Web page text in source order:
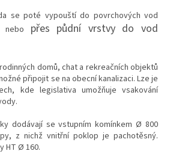
se poté vypouští do povrchových vod
nebo přes půdní vrstvy do vod
domů, chat a rekreačních objektů
připojit se na obecní kanalizaci. Lze je
kde legislativa umožňuje vsakování
dodávají se vstupním komínkem Ø 800
z nichž vnitřní poklop je pachotěsný.
HT Ø 160.